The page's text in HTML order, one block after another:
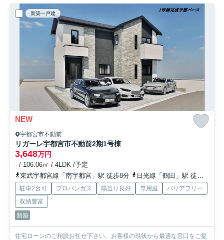
新築一戸建
NEW
宇都宮市不動前
リガーレ宇都宮市不動前2期1号棟
3,648万円
- / 106.06㎡ / 4LDK /予定
東武宇都宮線「南宇都宮」駅 徒歩8分
日光線「鶴田」駅 徒歩29分
駐車2台可 プロパンガス 陽当り良好 専用庭
バリアフリー
収納豊富
新築
住宅ローンのご相談お任せ下さい。お客様の現状から最適な窓口をご提